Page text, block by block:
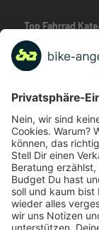
Top Fahrrad
Beliebte
Marken-Highlights
TOP-Marken